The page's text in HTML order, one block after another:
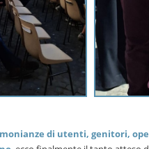
di utenti, genitori,